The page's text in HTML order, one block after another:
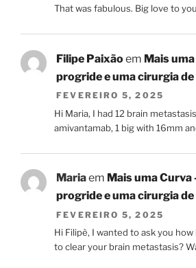
That was fabulous. Big love to
Filipe Paixãoem Mais
progride e uma cirurgia
FEVEREIRO 5, 2025
Hi Maria, I had 12 brain
amivantamab, 1 big with 16mm
Mariaem Mais uma Curva
progride e uma cirurgia
FEVEREIRO 5, 2025
Hi Filipè, I wanted to ask you
to clear your brain metastasis?